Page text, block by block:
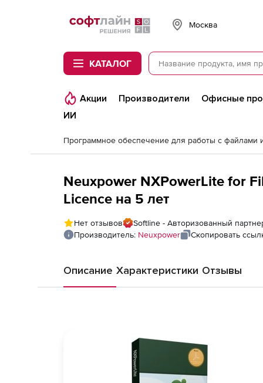
Softline
Москва
КАТАЛОГ
Акции Производители Офисные
ИИ
Neuxpower NXPowerLite for
Licence на 5 лет
Нет отзывов
Softline - Авторизованный
Производитель: Neuxpower Скопировать
Описание Характеристики Отзывы